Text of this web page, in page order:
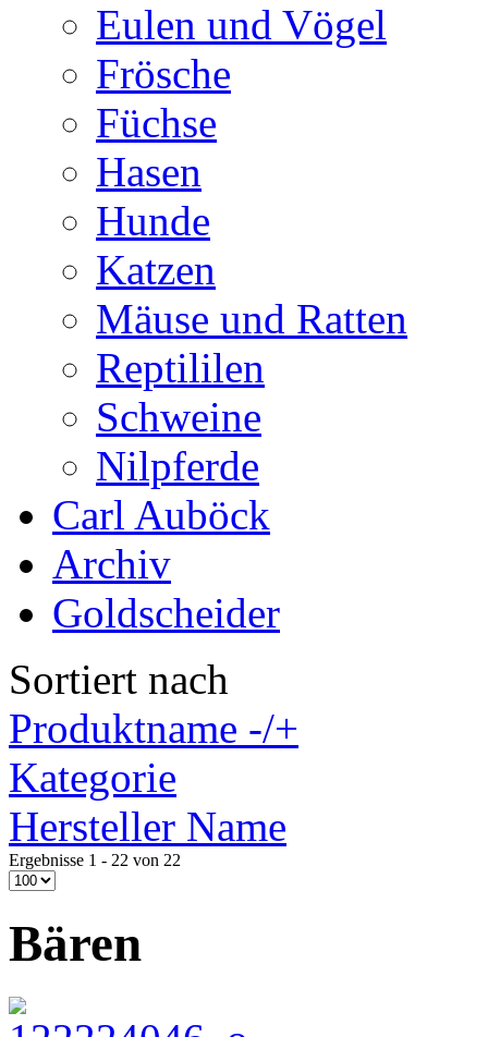
Eulen und Vögel
Frösche
Füchse
Hasen
Hunde
Katzen
Mäuse und Ratten
Reptililen
Schweine
Nilpferde
Carl Auböck
Archiv
Goldscheider
Sortiert nach
Produktname -/+
Kategorie
Hersteller Name
Ergebnisse 1 - 22 von 22
Bären